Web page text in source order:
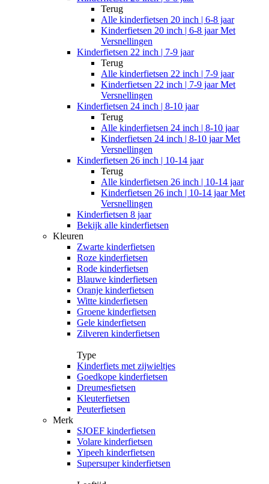
Terug
Alle kinderfietsen 20 inch | 6-8 jaar
Kinderfietsen 20 inch | 6-8 jaar Met
Versnellingen
Kinderfietsen 22 inch | 7-9 jaar
Terug
Alle kinderfietsen 22 inch | 7-9 jaar
Kinderfietsen 22 inch | 7-9 jaar Met
Versnellingen
Kinderfietsen 24 inch | 8-10 jaar
Terug
Alle kinderfietsen 24 inch | 8-10 jaar
Kinderfietsen 24 inch | 8-10 jaar Met
Versnellingen
Kinderfietsen 26 inch | 10-14 jaar
Terug
Alle kinderfietsen 26 inch | 10-14 jaar
Kinderfietsen 26 inch | 10-14 jaar Met
Versnellingen
Kinderfietsen 8 jaar
Bekijk alle kinderfietsen
Kleuren
Zwarte kinderfietsen
Roze kinderfietsen
Rode kinderfietsen
Blauwe kinderfietsen
Oranje kinderfietsen
Witte kinderfietsen
Groene kinderfietsen
Gele kinderfietsen
Zilveren kinderfietsen
Type
Kinderfiets met zijwieltjes
Goedkope kinderfietsen
Dreumesfietsen
Kleuterfietsen
Peuterfietsen
Merk
SJOEF kinderfietsen
Volare kinderfietsen
Yipeeh kinderfietsen
Supersuper kinderfietsen